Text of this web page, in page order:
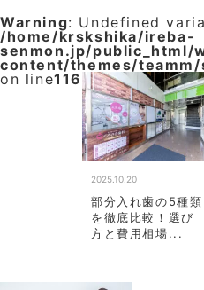
Warning: Undefined
/home/krskshika/ireba-
senmon.jp/public_html/
content/themes/
on line116
2025.10.20
部分入れ歯の5種類
を徹底比較！選び
方と費用相場...